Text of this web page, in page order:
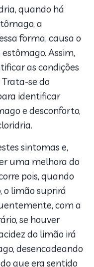
quando há
a
forma, causa o
Assim,
as condições
se do
identificar
e desconforto,
sintomas e,
uma melhora do
pois, quando
o limão suprirá
com a
se houver
do limão irá
desencadeando
que era sentido